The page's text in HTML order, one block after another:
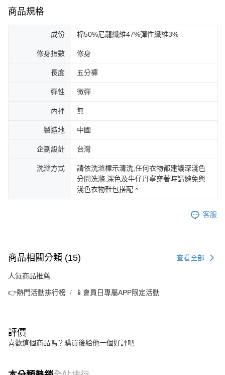
商品規格
成份 棉50%尼龍纖維47%彈性纖維3%
修身指數 修身
長度 五分褲
彈性 微彈
內裡 無
製造地 中國
企劃設計 台灣
洗滌方式
請依洗滌標示清洗,任何衣物都建議深淺色
分開洗滌,深色及牛仔丹寧穿著時請避免與
淺色衣物鞋包搭配。
客服
商品相關分類 (15) 查看全部
人氣商品推薦
👉熱門活動排行榜 📱會員日專屬APP限定活動
評價
喜歡這個商品嗎？購買後給他一個好評吧